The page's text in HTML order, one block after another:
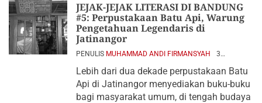
JEJAK-JEJAK LITERASI DI BANDUNG
#5: Perpustakaan Batu Api, Warung
Pengetahuan Legendaris di
Jatinangor
PENULIS MUHAMMAD ANDI FIRMANSYAH
3
Lebih dari dua dekade perpustakaan Batu
Api di Jatinangor menyediakan buku-buku
bagi masyarakat umum, di tengah budaya